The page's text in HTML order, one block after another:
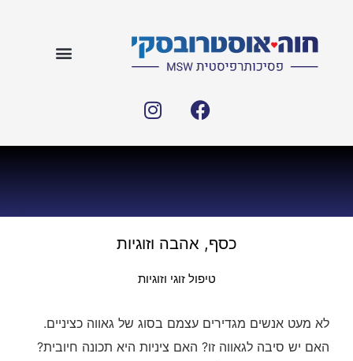
כסף, אהבה וזוגיות
טיפול זוגי וזוגיות
לא מעט אנשים מגדירים עצמם בסוג של גאווה כציניים.
האם יש סיבה לגאווה זו? האם ציניות היא תכונה חיובית?